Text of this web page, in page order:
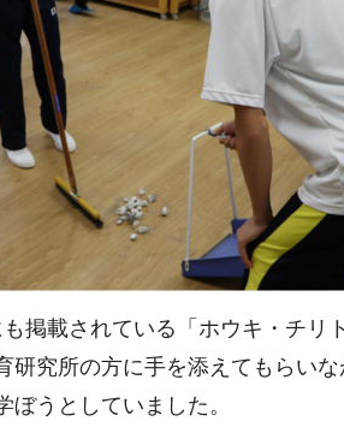
掲載されている「ホウキ・チ
究所の方に手を添えてもらい
うとしていました。